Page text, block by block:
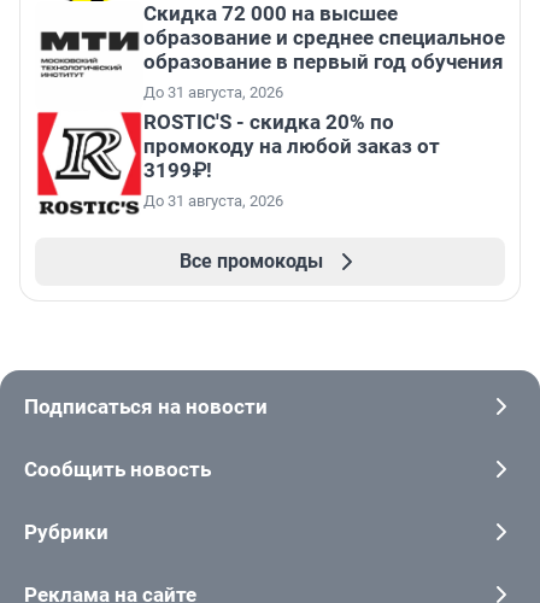
Скидка 72 000 на высшее
образование и среднее специальное
образование в первый год обучения
До 31 августа, 2026
ROSTIC'S - скидка 20% по
промокоду на любой заказ от
3199₽!
До 31 августа, 2026
Все промокоды
Подписаться на новости
Сообщить новость
Рубрики
Реклама на сайте